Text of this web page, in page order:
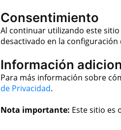
Consentimiento
Al continuar utilizando este sitio
desactivado en la
Información
Para más información sobre
de Privacidad.
Nota importante: Este sitio es